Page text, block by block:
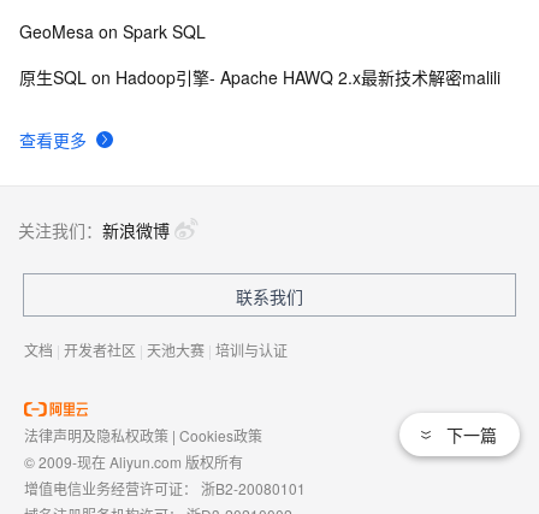
查看更多
GeoMesa on Spark SQL
原生SQL on Hadoop引擎- Apache HAWQ 2.x最新技术解密malili
下一篇
关注我们： 新浪微博
联系我们
文档 | 开发者社区 | 天池大赛 | 培训与认证
法律声明及隐私权政策 | Cookies政策
© 2009-现在 Aliyun.com 版权所有
增值电信业务经营许可证： 浙B2-20080101